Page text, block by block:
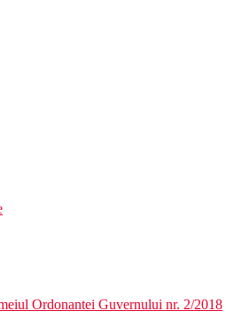
Ordonantei Guvernului nr. 2/2018